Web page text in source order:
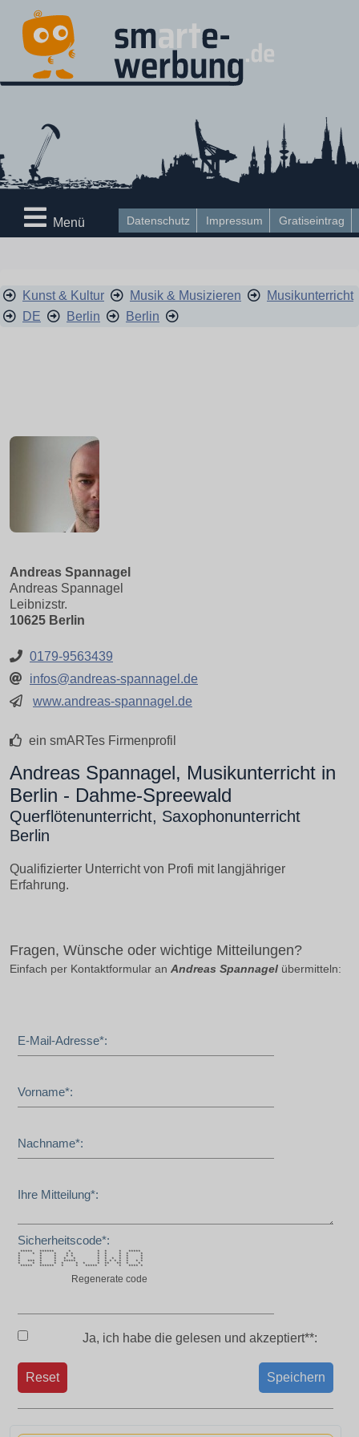
Datenschutz Impressum Gratiseintrag
Menü
Kunst & Kultur Musik & Musizieren
Musikunterricht
DE
Berlin Berlin
Andreas Spannagel
Andreas Spannagel
Leibnizstr.
10625 Berlin
0179-9563439
infos@andreas-spannagel.de
www.andreas-spannagel.de
ein smARTes Firmenprofil
Andreas Spannagel, Musikunterricht in
Berlin - Dahme-Spreewald
Querflötenunterricht, Saxophonunterricht
Berlin
Qualifizierter Unterricht von Profi mit langjähriger
Erfahrung.
Fragen, Wünsche oder wichtige Mitteilungen?
Einfach per Kontaktformular an Andreas Spannagel übermitteln:
E-Mail-Adresse*:
Vorname*:
Nachname*:
Ihre Mitteilung*:
Sicherheitscode*:
***** ****** * * * * *****
* * * * * * * * * * *
* * * * * * * * * *
* * * * * * * * * * *
* *** * * ***** * * * * * * * *
* * * * * * * * ** ** * *
***** ****** * * ***** * * **** *
Regenerate code
Ja, ich habe die gelesen und akzeptiert**:
Speichern
Reset